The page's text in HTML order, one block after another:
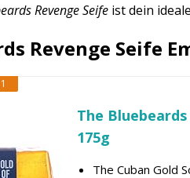
Revenge Seife ist dein
Revenge Seife
The
175g
The Cuban Gold